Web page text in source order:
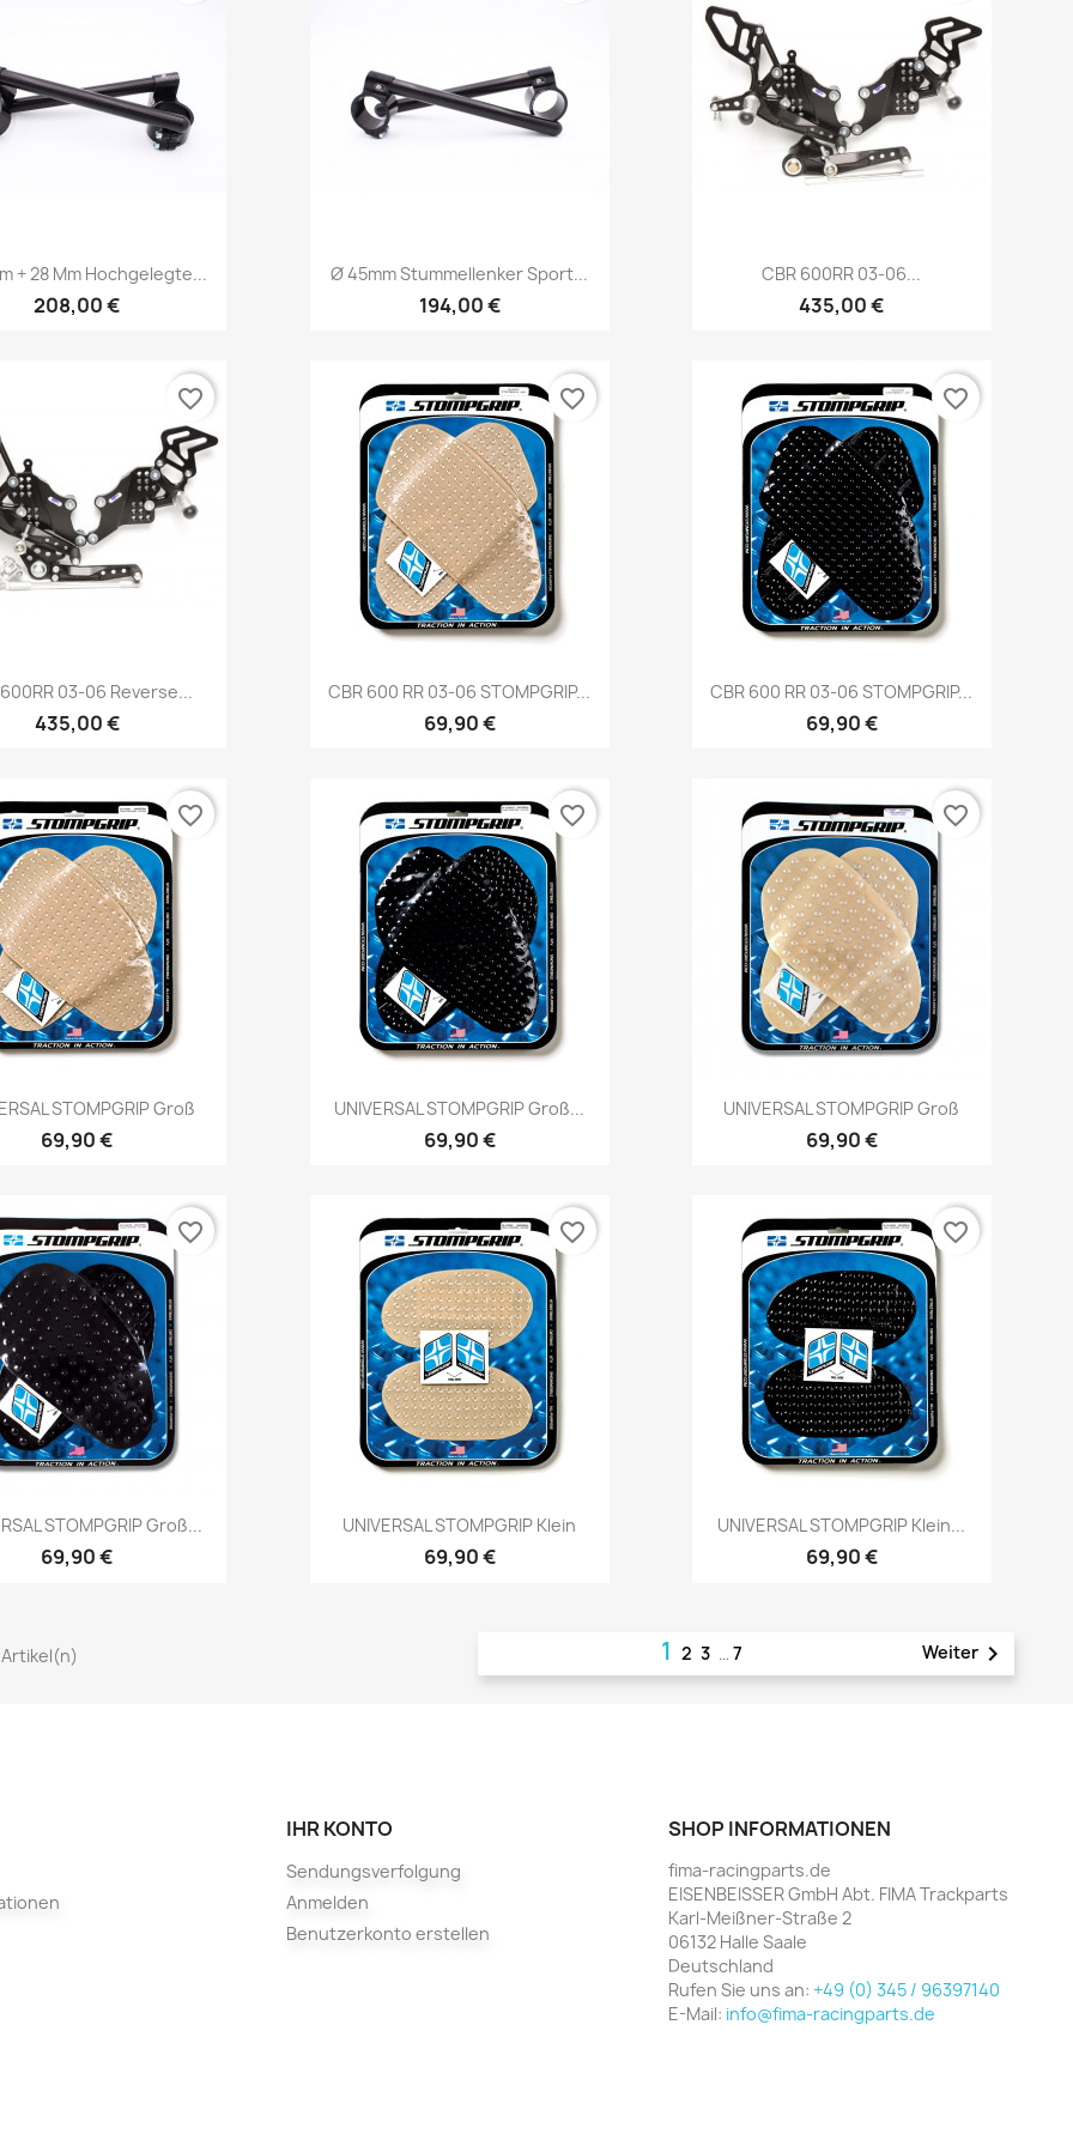
Vorschau
+ 28 Mm Hochgelegte...
208,00 €
Vorschau
Ø 45mm Stummellenker Sport...
194,00 €
Vorschau
CBR 600RR 03-06...
435,00 €
Vorschau
03-06 Reverse...
435,00 €
favorite_border
Vorschau
CBR 600 RR 03-06 STOMPGRIP...
69,90 €
favorite_border
Vorschau
CBR 600 RR 03-06 STOMPGRIP...
69,90 €
favorite_border
 Vorschau
STOMPGRIP Groß
69,90 €
favorite_border
Vorschau
UNIVERSAL STOMPGRIP Groß...
69,90 €
favorite_border
 Vorschau
UNIVERSAL STOMPGRIP Groß
69,90 €
favorite_border
Vorschau
STOMPGRIP Groß...
69,90 €
favorite_border
 Vorschau
UNIVERSAL STOMPGRIP Klein
69,90 €
favorite_border
Vorschau
UNIVERSAL STOMPGRIP Klein...
69,90 €
favorite_border
Artikel(n) 123 … 7 Weiter 
IHR KONTO
Sendungsverfolgung
Anmelden
Benutzerkonto erstellen
SHOP INFORMATIONEN
fima-racingparts.de
EISENBEISSER GmbH Abt. FIMA Trackparts
Karl-Meißner-Straße 2
06132 Halle Saale
Deutschland
Rufen Sie uns an:+49 (0) 345 / 96397140
E-Mail: info@fima-racingparts.de